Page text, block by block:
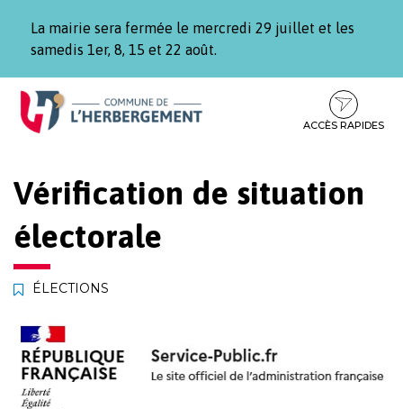
La mairie sera fermée le mercredi 29 juillet et les
samedis 1er, 8, 15 et 22 août.
Aller
Aller
contenu
Aller
pied
ACCÈS RAPIDES
Vérification de situation
électorale
ÉLECTIONS